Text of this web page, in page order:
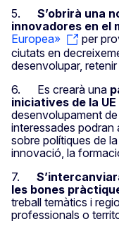
5. S’obrirà una
innovadores en el
Europea»
per
ciutats en
desenvolupar,
6. Es crearà una
iniciatives de la UE
desenvolupament
interessades
sobre polítiques de
innovació, la
7.
les bones
treball temàtics i
professionals o